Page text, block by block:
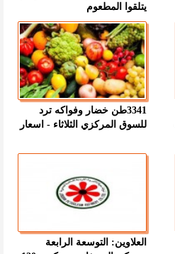
يتلقوا المطعوم
3341طن خضار وفواكه ترد
للسوق المركزي الثلاثاء - اسعار
العلاوين: التوسعة الرابعة